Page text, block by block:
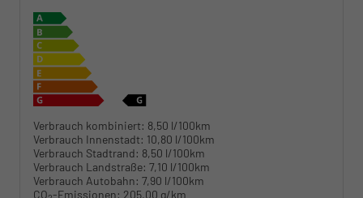
Verbrauch kombiniert: 8,50 l/100km
Verbrauch Innenstadt: 10,80 l/100km
Verbrauch Stadtrand: 8,50 l/100km
Verbrauch Landstraße: 7,10 l/100km
Verbrauch Autobahn: 7,90 l/100km
CO -Emissionen: 205,00 g/km